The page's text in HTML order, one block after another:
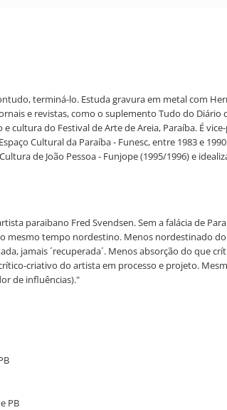
terminá-lo. Estuda gravura em metal com
e revistas, como o suplemento Tudo do
cultura do Festival de Arte de Areia, Paraíba. É
Cultural da Paraíba - Funesc, entre 1983 e
de João Pessoa - Funjope (1995/1996) e
paraibano Fred Svendsen. Sem a falácia de
mesmo tempo nordestino. Menos nordestinado
jamais ´recuperada´. Menos absorção do que
criativo do artista em processo e projeto.
de influências)."
PB